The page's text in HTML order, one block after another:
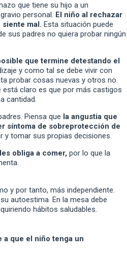
que tiene su hijo a un
personal. El niño al rechazar
mal. Esta situación puede
sus padres no quiera probar ningún
que termine detestando el
y como tal se debe vivir con
probar cosas nuevas y otros no.
claro es que por más castigos
cantidad.
Piensa que la angustia que
síntoma de sobreprotección de
y tomar sus propias decisiones.
obliga a comer, por lo que la
y por tanto, más independiente.
autoestima. En la mesa debe
hábitos saludables.
a que el niño tenga un